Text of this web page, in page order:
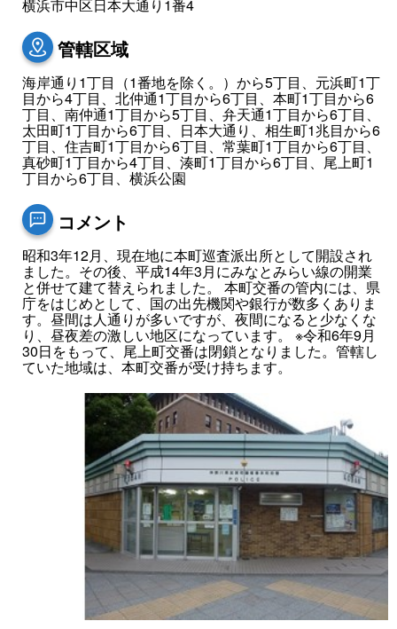
横浜市中区日本大通り1番4
管轄区域
海岸通り1丁目（1番地を除く。）から5丁目、元浜町1丁
目から4丁目、北仲通1丁目から6丁目、本町1丁目から6
丁目、南仲通1丁目から5丁目、弁天通1丁目から6丁目、
太田町1丁目から6丁目、日本大通り、相生町1兆目から6
丁目、住吉町1丁目から6丁目、常葉町1丁目から6丁目、
真砂町1丁目から4丁目、湊町1丁目から6丁目、尾上町1
丁目から6丁目、横浜公園
コメント
昭和3年12月、現在地に本町巡査派出所として開設され
ました。その後、平成14年3月にみなとみらい線の開業
と併せて建て替えられました。 本町交番の管内には、県
庁をはじめとして、国の出先機関や銀行が数多くありま
す。昼間は人通りが多いですが、夜間になると少なくな
り、昼夜差の激しい地区になっています。 ※令和6年9月
30日をもって、尾上町交番は閉鎖となりました。管轄し
ていた地域は、本町交番が受け持ちます。